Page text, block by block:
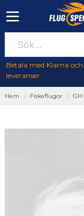
Betala med Klarna
leveranser
Hem Fiskeflugor GH